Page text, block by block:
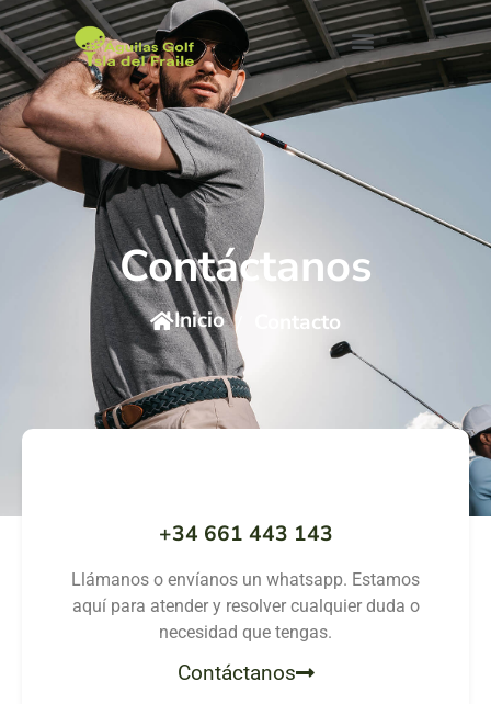
Contáctanos
Inicio Contacto
+34 661 443 143
Llámanos o envíanos un whatsapp. Estamos
aquí para atender y resolver cualquier duda o
necesidad que tengas.
Contáctanos